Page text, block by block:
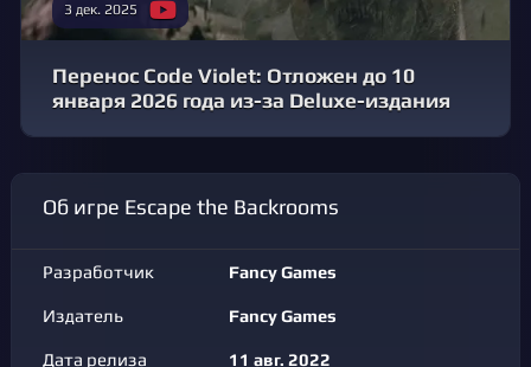
3 дек. 2025
Перенос Code Violet: Отложен до 10
января 2026 года из-за Deluxe-издания
Об игре Escape the Backrooms
Разработчик Fancy Games
Издатель Fancy Games
Дата релиза 11 авг. 2022